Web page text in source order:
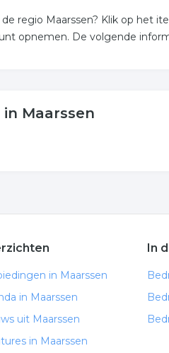
regio Maarssen? Klik op het
opnemen. De volgende
Maarssen
in Maarssen
in Maarssen
uit Maarssen
in Maarssen
In